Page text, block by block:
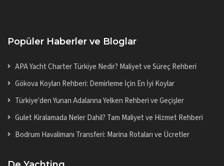
Popüler Haberler ve Bloglar
APA Yacht Charter Türkiye Nedir? Maliyet ve Süreç Rehberi
Gökova Koyları Rehberi: Demirleme İçin En İyi Koylar
Türkiye'den Yunan Adalarına Yelken Rehberi ve Geçişler
Gulet Kiralamada Neler Dahil? Tam Maliyet ve Hizmet Rehberi
Bodrum Havalimanı Transferi: Marina Rotaları ve Ücretler